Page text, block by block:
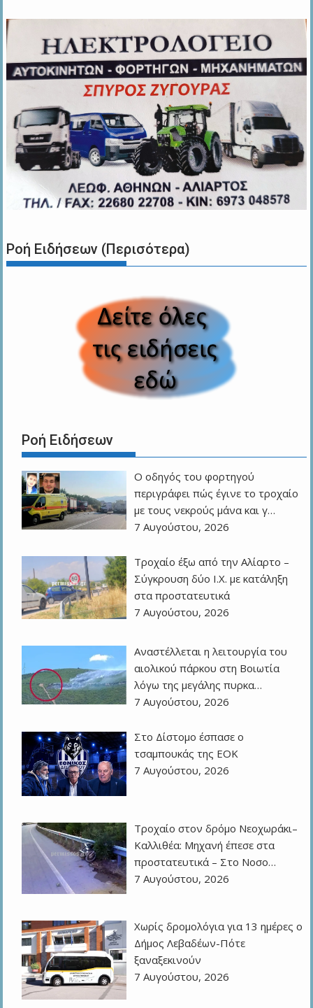
Ροή Ειδήσεων (Περισότερα)
Ροή Ειδήσεων
Ο οδηγός του φορτηγού
περιγράφει πώς έγινε το τροχαίο
με τους νεκρούς μάνα και γ…
7 Αυγούστου, 2026
Τροχαίο έξω από την Αλίαρτο –
Σύγκρουση δύο Ι.Χ. με κατάληξη
στα προστατευτικά
7 Αυγούστου, 2026
Αναστέλλεται η λειτουργία του
αιολικού πάρκου στη Βοιωτία
λόγω της μεγάλης πυρκα…
7 Αυγούστου, 2026
Στο Δίστομο έσπασε ο
τσαμπουκάς της ΕΟΚ
7 Αυγούστου, 2026
Τροχαίο στον δρόμο Νεοχωράκι–
Καλλιθέα: Μηχανή έπεσε στα
προστατευτικά – Στο Νοσο…
7 Αυγούστου, 2026
Χωρίς δρομολόγια για 13 ημέρες ο
Δήμος Λεβαδέων-Πότε
ξαναξεκινούν
7 Αυγούστου, 2026